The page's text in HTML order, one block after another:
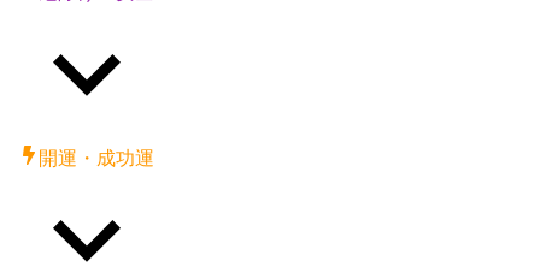
開運・成功運